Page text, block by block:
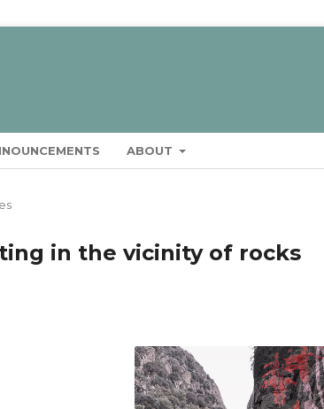
ABOUT
in the vicinity of rocks